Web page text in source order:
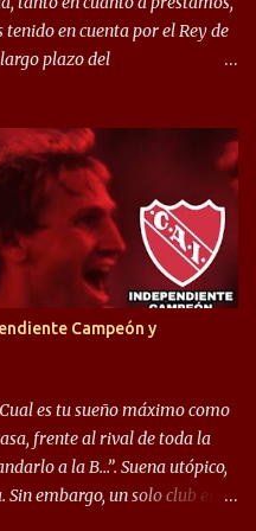
en cuenta por el Rey de
plazo del
quien paso a
de pases y ha rendido de
sobre todo en la
lo mismo en cuanto al
Pasando a jugadores que
el rojo, tenemos a la dupla
ambos explotaron
de Varela, donde, por
tenido en cuenta para el
que aún no ha logrado
Campeón y
es tu sueño máximo como
frente al rival de toda la
a la B…”. Suena utópico,
embargo, un solo club en el